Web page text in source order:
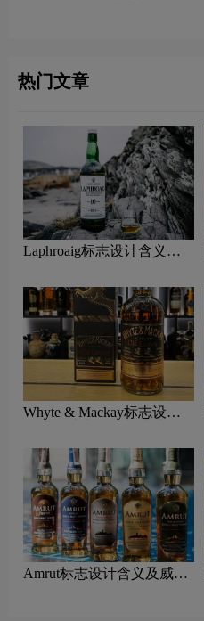
热门文章
Laphroaig标志设计含义及
Whyte & Mackay标志设计
Amrut标志设计含义及威士